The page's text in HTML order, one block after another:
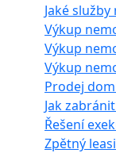
Jaké
Výkup
Výkup
Výkup
Prodej
Jak
Řešení
Zpětný